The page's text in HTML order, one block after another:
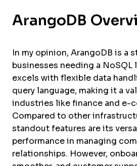
ArangoDB
In my opinion, ArangoDB is a
businesses needing a NoSQL
excels with flexible data
query language, making it a
industries like finance and e-
Compared to other
standout features are its
performance in managing
relationships. However,